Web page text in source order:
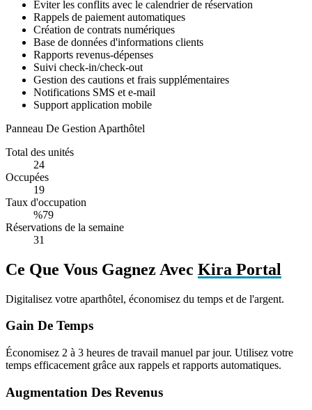
Éviter les conflits avec le calendrier de réservation
Rappels de paiement automatiques
Création de contrats numériques
Base de données d'informations clients
Rapports revenus-dépenses
Suivi check-in/check-out
Gestion des cautions et frais supplémentaires
Notifications SMS et e-mail
Support application mobile
Panneau De Gestion Aparthôtel
Total des unités
24
Occupées
19
Taux d'occupation
%79
Réservations de la semaine
31
Ce Que Vous Gagnez Avec Kira Portal
Digitalisez votre aparthôtel, économisez du temps et de l'argent.
Gain De Temps
Économisez 2 à 3 heures de travail manuel par jour. Utilisez votre
temps efficacement grâce aux rappels et rapports automatiques.
Augmentation Des Revenus